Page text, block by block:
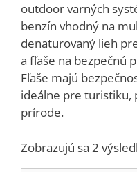
outdoor varných
benzín vhodný na
denaturovaný lieh
a fľaše na bezpečnú
Fľaše majú
ideálne pre turistiku,
prírode.
Zobrazujú sa 2